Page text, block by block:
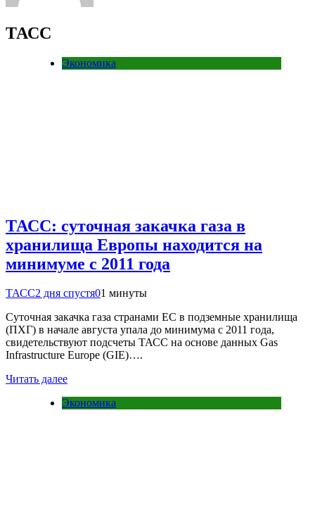
ТАСС
Экономика
ТАСС: суточная закачка газа в
хранилища Европы находится на
минимуме с 2011 года
ТАСС2 дня спустя01 минуты
Суточная закачка газа странами ЕС в подземные хранилища
(ПХГ) в начале августа упала до минимума с 2011 года,
свидетельствуют подсчеты ТАСС на основе данных Gas
Infrastructure Europe (GIE)….
Читать далее
Экономика